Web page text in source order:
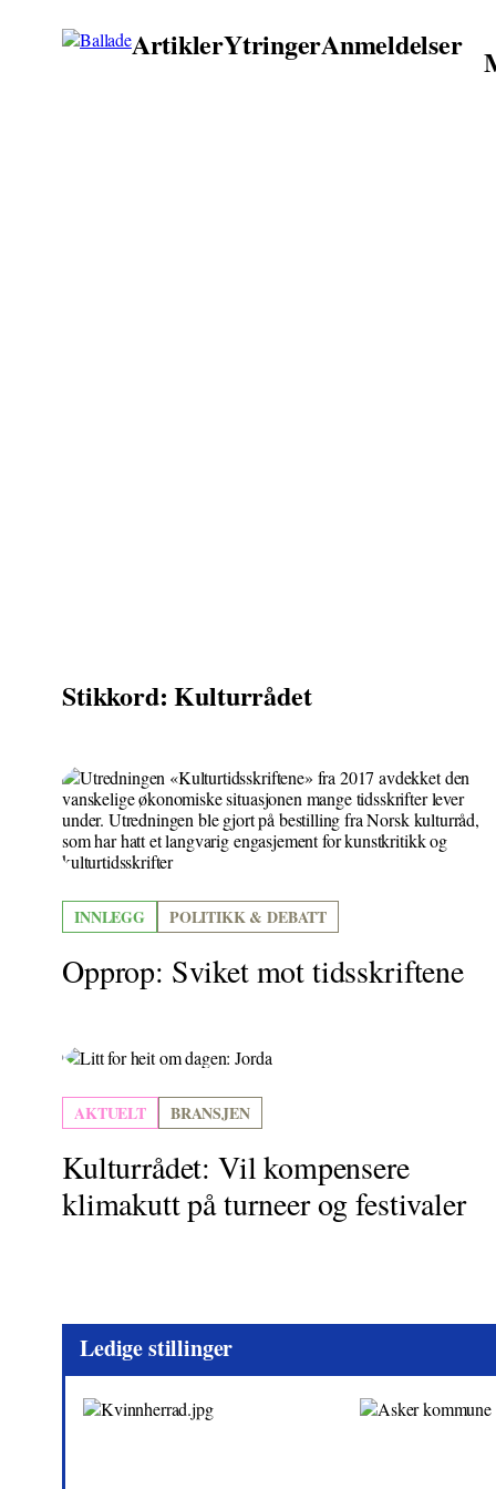
ArtiklerYtringerAnmeldelser
Stikkord: Kulturrådet
INNLEGG POLITIKK & DEBATT
Opprop: Sviket mot tidsskriftene
AKTUELT BRANSJEN
Kulturrådet: Vil kompensere
klimakutt på turneer og festivaler
Ledige stillinger